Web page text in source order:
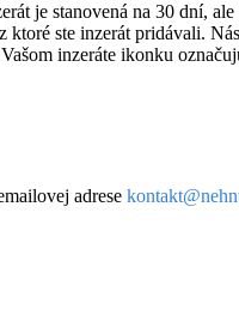
je stanovená na 30 dní,
ste inzerát pridávali.
inzeráte ikonku
adrese